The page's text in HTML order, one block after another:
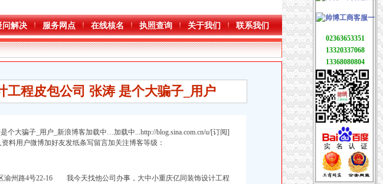
问解决 服务网点 在线核名 执照查询 关于我们 联系我们
工程皮包公司 张涛 是个大骗子_用户
个大骗子_用户_新浪博客加载中…加载中...http://blog.sina.com.cn/u/[订阅]
料用户微博加好友发纸条写留言加关注博客等级：
渝州路4号22-16 我今天找他公司办事，大中小重庆亿同装饰设计工程
02363653351
13320337068
13368080804